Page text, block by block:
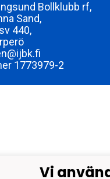
Bollklubb rf,
Sand,
440,
1773979-2
Vi